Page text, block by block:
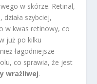
w skórze. Retinal,
szybciej,
w kwas retinowy, co
już po kilku
łagodniejsze
co sprawia, że jest
wrażliwej.